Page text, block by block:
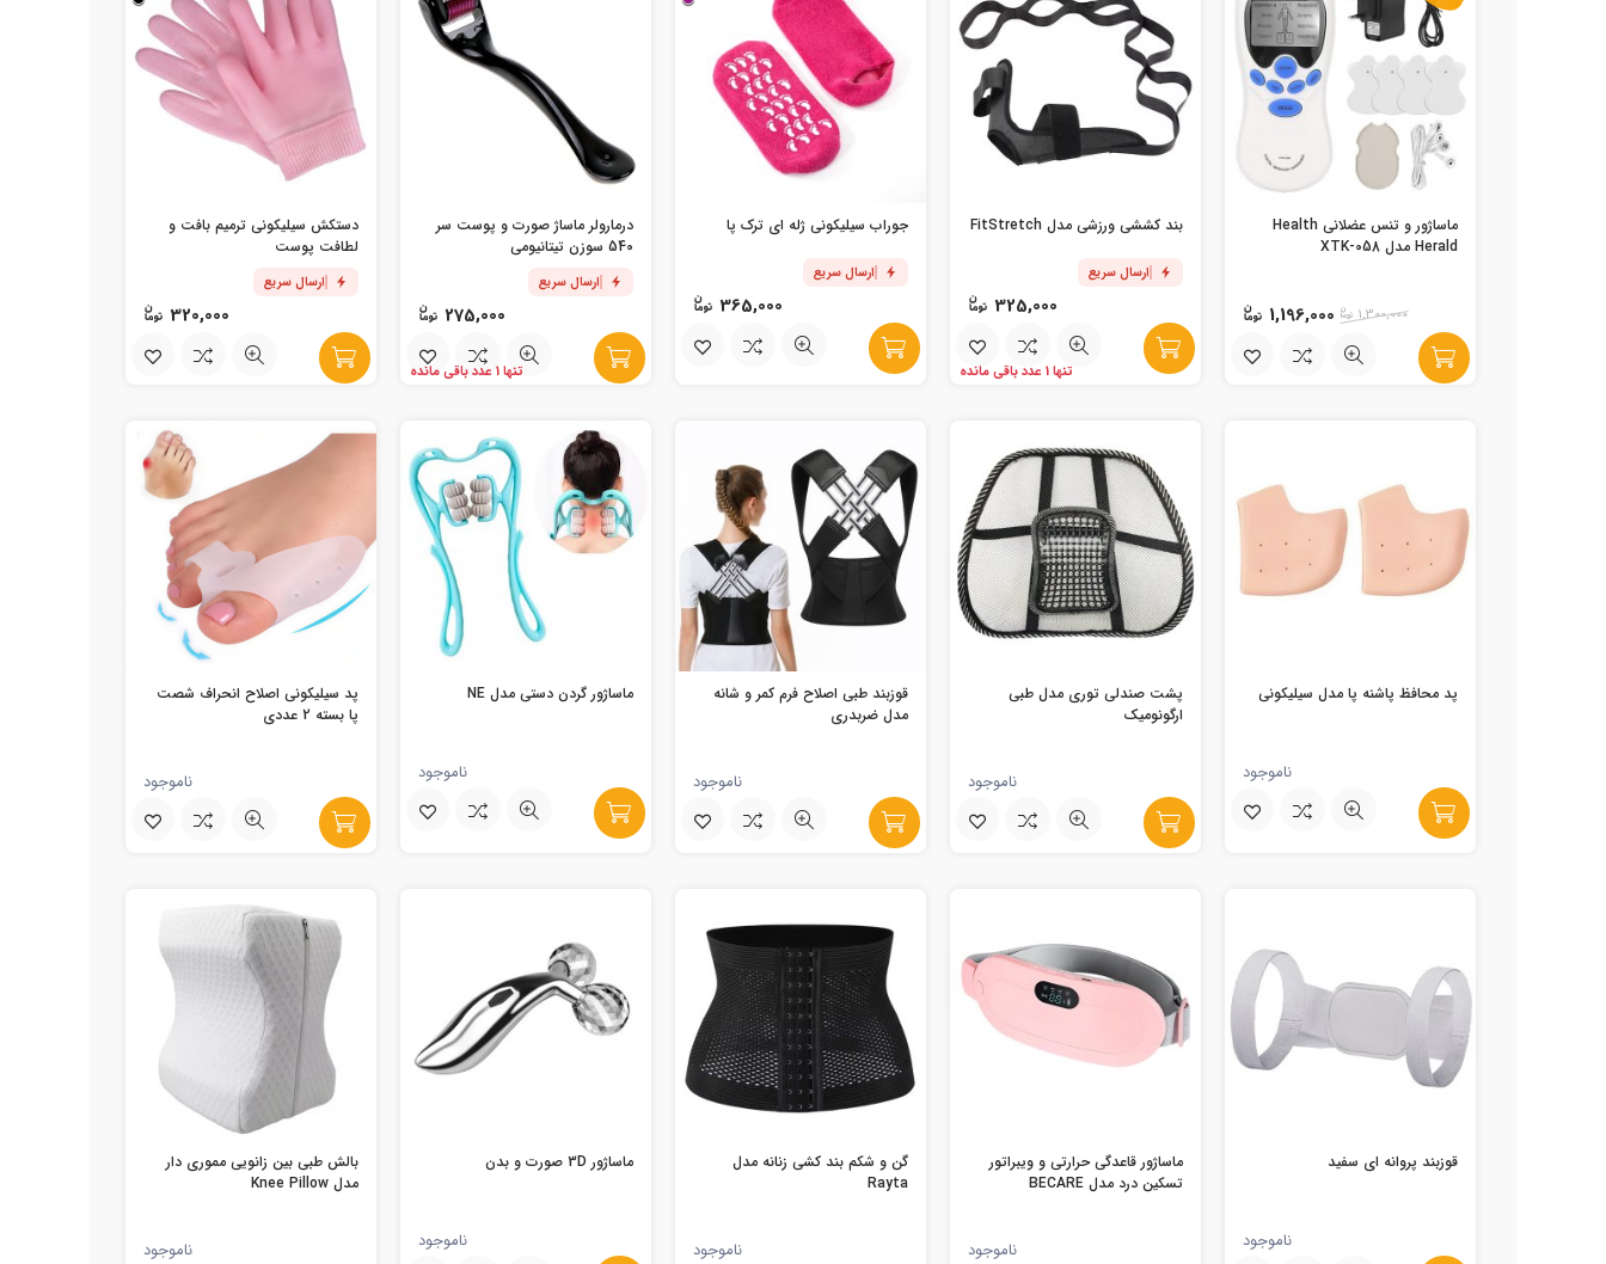
ماساژور و تنس عضلانی Health
Herald مدل XTK-058
1,300,000
1,196,000
بند کششی ورزشی مدل FitStretch
ارسال سریع
325,000
تنها 1 عدد باقی مانده
جوراب سیلیکونی ژله ای ترک پا
ارسال سریع
365,000
درمارولر ماساژ صورت و پوست سر
540 سوزن تیتانیومی
ارسال سریع
275,000
تنها 1 عدد باقی مانده
دستکش سیلیکونی ترمیم بافت و
لطافت پوست
ارسال سریع
320,000
پد محافظ پاشنه پا مدل سیلیکونی
ناموجود
پشت صندلی توری مدل طبی
ارگونومیک
ناموجود
قوزبند طبی اصلاح فرم کمر و شانه
مدل ضربدری
ناموجود
ماساژور گردن دستی مدل NE
ناموجود
پد سیلیکونی اصلاح انحراف شصت
پا بسته 2 عددی
ناموجود
قوزبند پروانه ای سفید
ناموجود
ماساژور قاعدگی حرارتی و ویبراتور
تسکین درد مدل BECARE
ناموجود
گن و شکم بند کشی زنانه مدل
Rayta
ناموجود
ماساژور 3D صورت و بدن
ناموجود
بالش طبی بین زانویی مموری دار
مدل Knee Pillow
ناموجود